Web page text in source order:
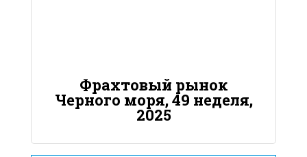
Фрахтовый рынок
Черного моря, 49 неделя,
2025